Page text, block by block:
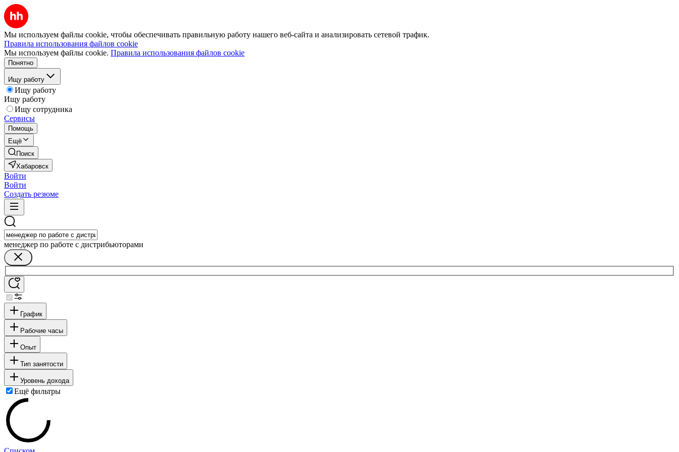
Мы используем файлы cookie, чтобы обеспечивать правильную работу нашего веб-сайта и анализировать сетевой трафик.
Правила использования файлов cookie
Мы используем файлы cookie. Правила использования файлов cookie
Понятно
Ищу работу
Ищу работу
Ищу работу
Ищу сотрудника
Сервисы
Помощь
Ещё
Поиск
Хабаровск
Войти
Войти
Создать резюме
менеджер по работе с дистрибьюторами
График
Рабочие часы
Опыт
Тип занятости
Уровень дохода
Ещё фильтры